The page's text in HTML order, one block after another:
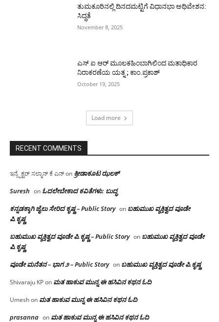
ತುಮಕೂರಿನಲ್ಲಿ ದಿನದಮಟ್ಟಿಗೆ ವಿಧಾನಭಾ ಅಧಿವೇಶನ:
ಸಿದ್ಧತೆ
November 8, 2025
ಎಸ್ ಐ ಆರ್ ಮೂಲಕಹಿಂಬಾಗಿಲಿಂದ ಮತಾಧಿಕಾರ
ನಿರಾಕರಣೆಯ ಯತ್ನ ; ಕಾಂ.ಪ್ರಕಾಶ್
October 19, 2025
Load more
RECENT COMMENTS
ಇನ್ಸ್ಪೆಕ್ಟರ್ ಸಲ್ಮಾನ್ ಕೆ ಎನ್on ಕ್ರೀಡಾಕೂಟ ಝಲಕ್
Suresh on ಓದಲೇಬೇಕಾದ‌ ಕವಿತೆಗಳು: ಬುದ್ಧ
ಕನ್ನಡಕ್ಕಾಗಿ ಜೈಲು ಸೇರಿದ ಕೃಷ್ಣ – Public Story on ಬಹುಮುಖ ವ್ಯಕ್ತಿತ್ವದ ವೂಡೇ
ಪಿ.ಕೃಷ್ಣ
ಬಹುಮುಖ ವ್ಯಕ್ತಿತ್ವದ ವೂಡೇ ಪಿ.ಕೃಷ್ಣ – Public Story on ಬಹುಮುಖ ವ್ಯಕ್ತಿತ್ವದ ವೂಡೇ
ಪಿ.ಕೃಷ್ಣ
ವೂಡೇ ಮನೆತನ – ಭಾಗ ೨ – Public Story on ಬಹುಮುಖ ವ್ಯಕ್ತಿತ್ವದ ವೂಡೇ ಪಿ.ಕೃಷ್ಣ
Shivaraju KPon ಮತ ಹಾಕುವ ಮುನ್ನ ಈ ಹಸಿವಿನ ಕಥನ ಓದಿ
Umeshon ಮತ ಹಾಕುವ ಮುನ್ನ ಈ ಹಸಿವಿನ ಕಥನ ಓದಿ
prasanna on ಮತ ಹಾಕುವ ಮುನ್ನ ಈ ಹಸಿವಿನ ಕಥನ ಓದಿ